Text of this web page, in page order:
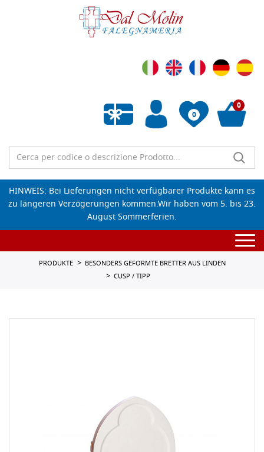
0
Wunschliste leeren
0
HINWEIS: Bei Lieferungen nicht verfügbarer Produkte kann es
zu längeren Verzögerungen kommen.Wir haben vom 5. bis 23.
August Sommerferien.
PRODUKTE
BESONDERS GEFORMTE BRETTER AUS LINDEN
CUSP / TIPP